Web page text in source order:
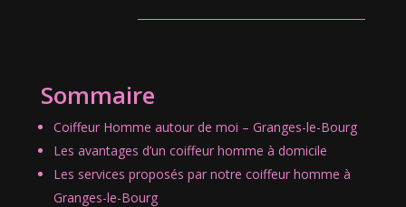
Sommaire
Coiffeur Homme autour de moi – Granges-le-Bourg
Les avantages d’un coiffeur homme à domicile
Les services proposés par notre coiffeur homme à
Granges-le-Bourg